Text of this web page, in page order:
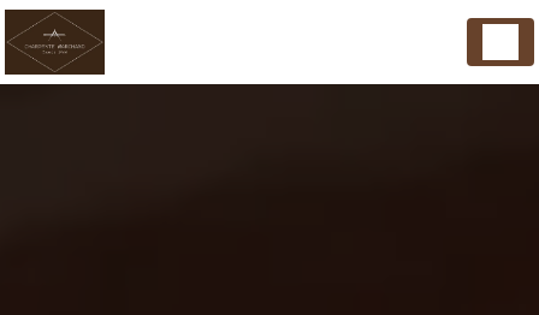
Panneau de gestion des cookies